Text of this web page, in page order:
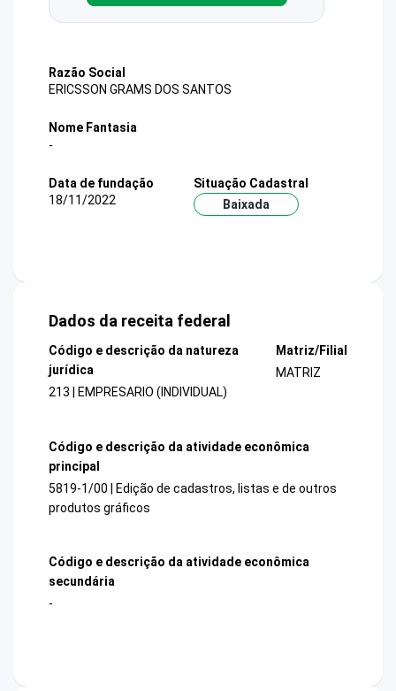
Razão Social
ERICSSON GRAMS DOS SANTOS
Nome Fantasia
-
Data de fundação
18/11/2022
Situação Cadastral
Baixada
Dados da receita federal
Código e descrição da natureza
jurídica
213 | EMPRESARIO (INDIVIDUAL)
Matriz/Filial
MATRIZ
Código e descrição da atividade econômica
principal
5819-1/00 | Edição de cadastros, listas e de outros
produtos gráficos
Código e descrição da atividade econômica
secundária
-